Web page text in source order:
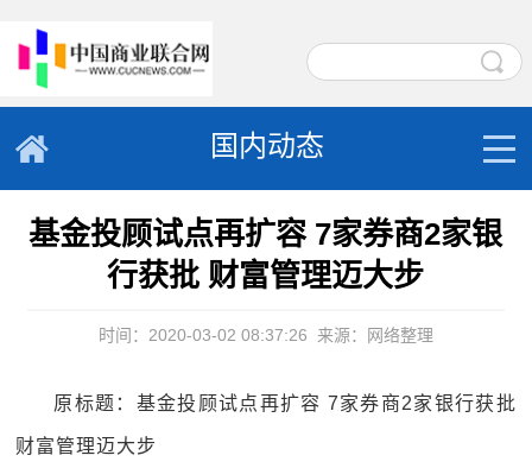
国内动态
基金投顾试点再扩容 7家券商2家银
行获批 财富管理迈大步
时间：2020-03-02 08:37:26 来源：网络整理
原标题：基金投顾试点再扩容 7家券商2家银行获批
财富管理迈大步